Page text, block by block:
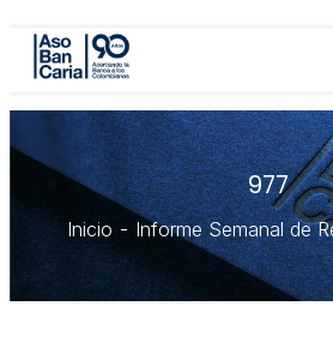
977
Inicio Informe Semanal de